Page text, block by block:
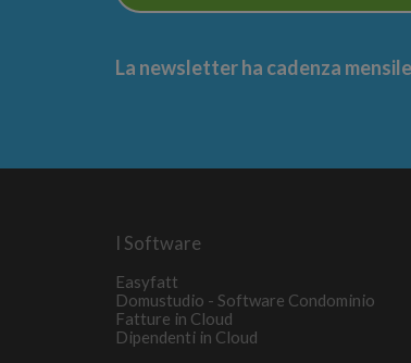
La newsletter ha cadenza
I Software
Easyfatt
Domustudio - Software Condominio
Fatture in Cloud
Dipendenti in Cloud